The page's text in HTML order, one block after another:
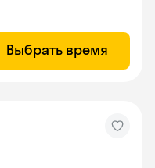
Выбрать время